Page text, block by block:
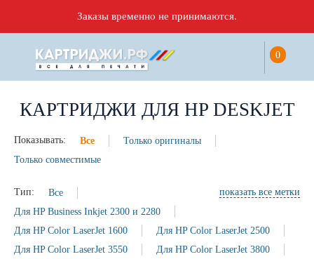
Заказы временно не принимаются.
0
КАРТРИДЖИ ДЛЯ HP DESKJET
Показывать: Все
Только оригиналы
Только совместимые
показать все метки
Тип:
Все
Для HP Business Inkjet 2300 и 2280
Для HP Color LaserJet 1600
Для HP Color LaserJet 2500
Для HP Color LaserJet 3550
Для HP Color LaserJet 3800